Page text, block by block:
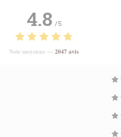
4.8 /5
Note moyenne — 2047 avis